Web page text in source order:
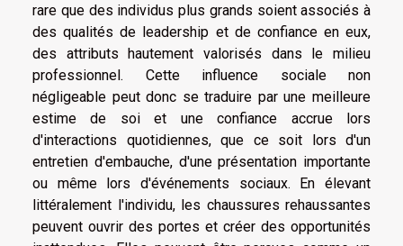
rare que des individus plus grands soient associés à
des qualités de leadership et de confiance en eux,
des attributs hautement valorisés dans le milieu
professionnel. Cette influence sociale non
négligeable peut donc se traduire par une meilleure
estime de soi et une confiance accrue lors
d'interactions quotidiennes, que ce soit lors d'un
entretien d'embauche, d'une présentation importante
ou même lors d'événements sociaux. En élevant
littéralement l'individu, les chaussures rehaussantes
peuvent ouvrir des portes et créer des opportunités